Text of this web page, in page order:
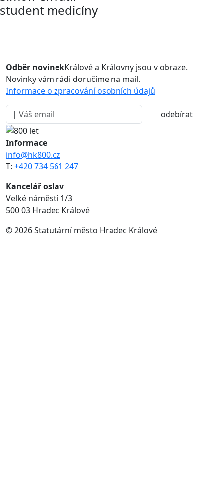
student medicíny
Odběr novinekKrálové a Královny jsou v obraze.
Novinky vám rádi doručíme na mail.
Informace o zpracování osobních údajů
odebírat
Informace
info@hk800.cz
T: +420 734 561 247
Kancelář oslav
Velké náměstí 1/3
500 03 Hradec Králové
© 2026 Statutární město Hradec Králové